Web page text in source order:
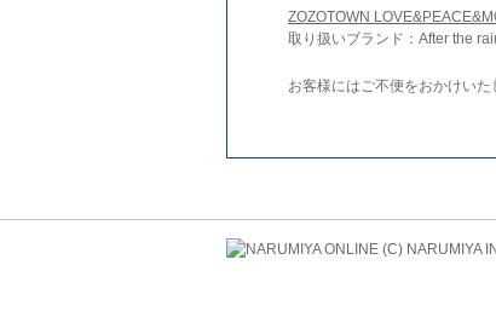
ZOZOTOWN
取り扱いブランド：After the
お客様にはご不便をおかけい